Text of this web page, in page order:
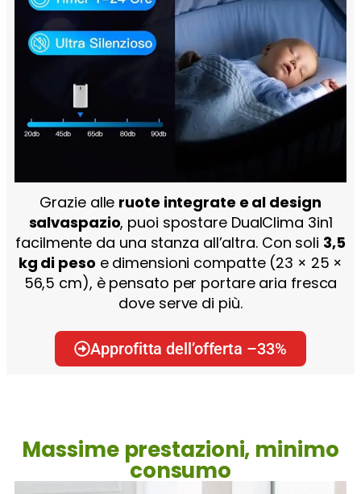
Grazie alle ruote integrate e al design
salvaspazio, puoi spostare DualClima 3in1
facilmente da una stanza all’altra. Con soli 3,5
kg di peso e dimensioni compatte (23 × 25 ×
56,5 cm), è pensato per portare aria fresca
dove serve di più.
Approfitta dell’offerta –33%
Massime prestazioni, minimo
consumo